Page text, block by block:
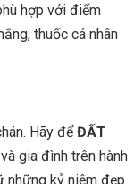
hợp với điểm
thuốc cá nhân
Hãy đểĐẤT
gia đình trên hành
những kỷ niệm đẹp